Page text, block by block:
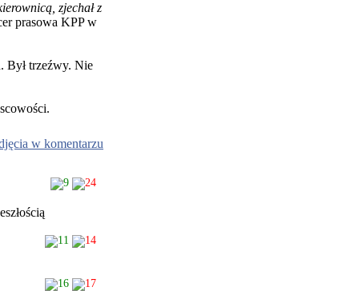
zjechał z
prasowa KPP w
Był trzeźwy. Nie
w komentarzu
9 24
11 14
16 17